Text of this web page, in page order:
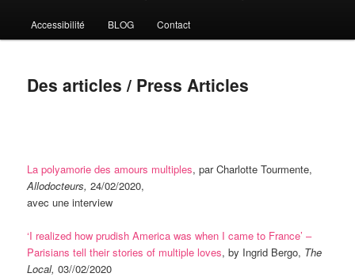
Accessibilité BLOG Contact
Des articles / Press Articles
La polyamorie des amours multiples, par Charlotte Tourmente,
Allodocteurs,24/02/2020,
avec une interview
‘I realized how prudish America was when I came to France’ –
Parisians tell their stories of multiple loves, by Ingrid Bergo, The
Local,03//02/2020